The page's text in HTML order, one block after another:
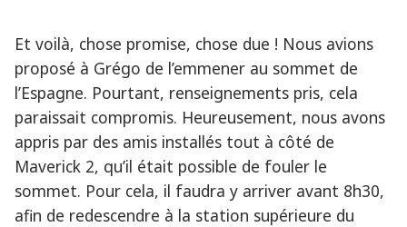
Et voilà, chose promise, chose due ! Nous avions
proposé à Grégo de l’emmener au sommet de
l’Espagne. Pourtant, renseignements pris, cela
paraissait compromis. Heureusement, nous avons
appris par des amis installés tout à côté de
Maverick 2, qu’il était possible de fouler le
sommet. Pour cela, il faudra y arriver avant 8h30,
afin de redescendre à la station supérieure du